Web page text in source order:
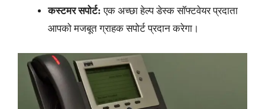
कस्टमर सपोर्ट: एक अच्छा हेल्प डेस्क सॉफ्टवेयर प्रदाता
आपको मजबूत ग्राहक सपोर्ट प्रदान करेगा।